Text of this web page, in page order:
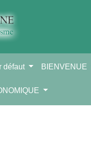
défaut BIENVENUE